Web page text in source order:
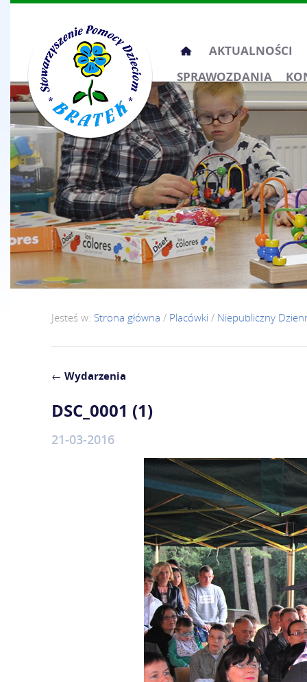
Przeskocz
do
treści
AKTUALNOŚCI
SPRAWOZDANIA
Jesteś w: Strona główna / Placówki / Niepubliczny
← Wydarzenia
DSC_0001 (1)
21-03-2016